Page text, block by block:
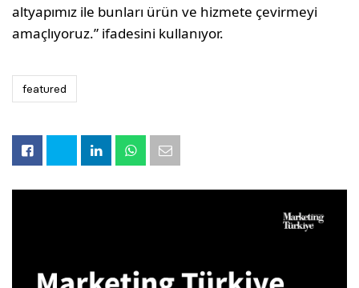
altyapımız ile bunları ürün ve hizmete çevirmeyi
amaçlıyoruz.” ifadesini kullanıyor.
featured